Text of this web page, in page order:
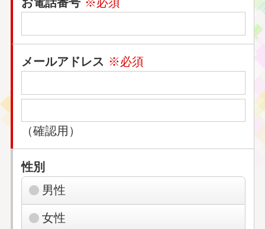
メールアドレス ※必須
（確認用）
性別
男性
女性